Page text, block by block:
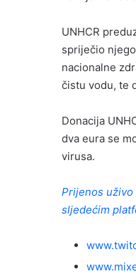
UNHCR
spriječio
nacionalne
čistu vodu, te
Donacija
dva eura se
virusa.
Prijenos uživo
sljedećim